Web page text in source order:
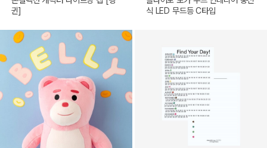
귄]
식 LED 무드등 C타입